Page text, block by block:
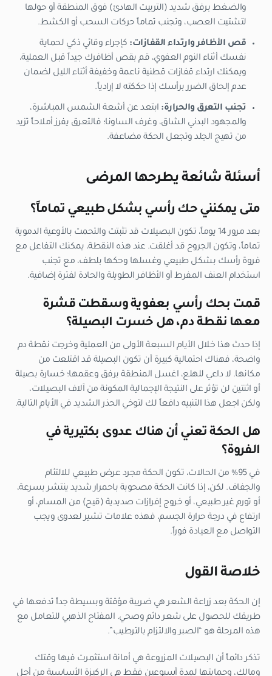
والضغط برفق شديد (التربيت الهادئ) فوق المنطقة أو حولها
لتشتيت العصب، وتجنب تماماً حركات السحب أو الكشط.
قص الأظافر وارتداء القفازات: كإجراء وقائي ذكي لحماية
نفسك أثناء النوم العفوي، قم بقص أظافرك جيداً قبل العملية،
ويمكنك ارتداء قفازات قطنية ناعمة وخفيفة أثناء الليل لضمان
عدم إلحاق الضرر برأسك إذا حككته لا إرادياً.
تجنب التعرق والحرارة: ابتعد عن أشعة الشمس المباشرة،
والمجهود البدني الشاق، وغرف الساونا؛ فالتعرق يفرز أملاحاً تزيد
من تهيج الجلد وتجعل الحكة مضاعفة.
أسئلة شائعة يطرحها المرضى
متى يمكنني حك رأسي بشكل طبيعي تماماً؟
بعد مرور 14 يوماً، تكون البصيلات قد تثبتت والتحمت بالأوعية الدموية
تماماً، وتكون الجروح قد أغلقت. عند هذه النقطة، يمكنك التفاعل مع
فروة رأسك بشكل طبيعي وغسلها وحكها بلطف، مع تجنب
استخدام العنف المفرط أو الأظافر الطويلة والحادة لفترة إضافية.
قمت بحك رأسي بعفوية وسقطت قشرة
معها نقطة دم، هل خسرت البصيلة؟
إذا حدث هذا خلال الأيام السبعة الأولى من العملية وخرجت نقطة دم
واضحة، فهناك احتمالية كبيرة أن تكون البصيلة قد اقتلعت من
مكانها. لا داعي للهلع، اغسل المنطقة برفق وعقمها؛ خسارة بصيلة
أو اثنتين لن تؤثر على النتيجة الإجمالية المكونة من آلاف البصيلات،
ولكن اجعل هذا التنبيه دافعاً لك لتوخي الحذر الشديد في الأيام التالية.
هل الحكة تعني أن هناك عدوى بكتيرية في
الفروة؟
في 95% من الحالات، تكون الحكة مجرد عرض طبيعي للالتئام
والجفاف. لكن، إذا كانت الحكة مصحوبة باحمرار شديد ينتشر بسرعة،
أو تورم غير طبيعي، أو خروج إفرازات صديدية (قيح) من المسام، أو
ارتفاع في درجة حرارة الجسم، فهذه علامات تشير لعدوى ويجب
التواصل مع العيادة فوراً.
خلاصة القول
إن الحكة بعد زراعة الشعر هي ضريبة مؤقتة وبسيطة جداً تدفعها في
طريقك للحصول على شعر دائم وصحي. المفتاح الذهبي للتعامل مع
هذه المرحلة هو “الصبر والالتزام بالترطيب”.
تذكر دائماً أن البصيلات المزروعة هي أمانة استثمرت فيها وقتك
ومالك، وحمايتها لمدة أسبوعين فقط هي الركيزة الأساسية من أجل